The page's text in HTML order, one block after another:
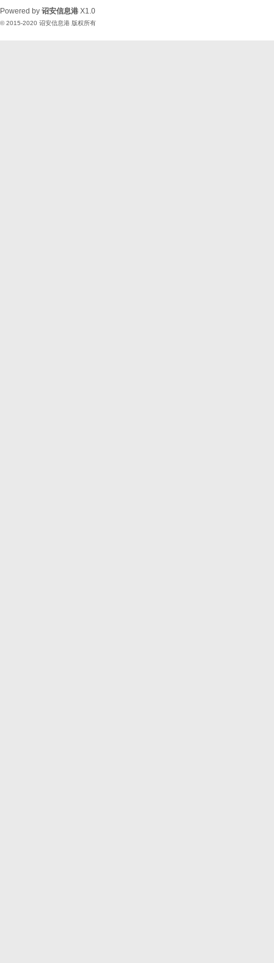
Powered by 诏安信息港 X1.0
© 2015-2020 诏安信息港 版权所有